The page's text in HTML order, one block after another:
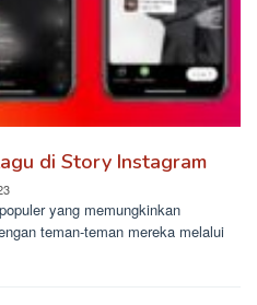
di Story Instagram
yang memungkinkan
teman-teman mereka melalui